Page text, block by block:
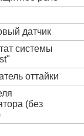
датчик
системы
оттайки
(без